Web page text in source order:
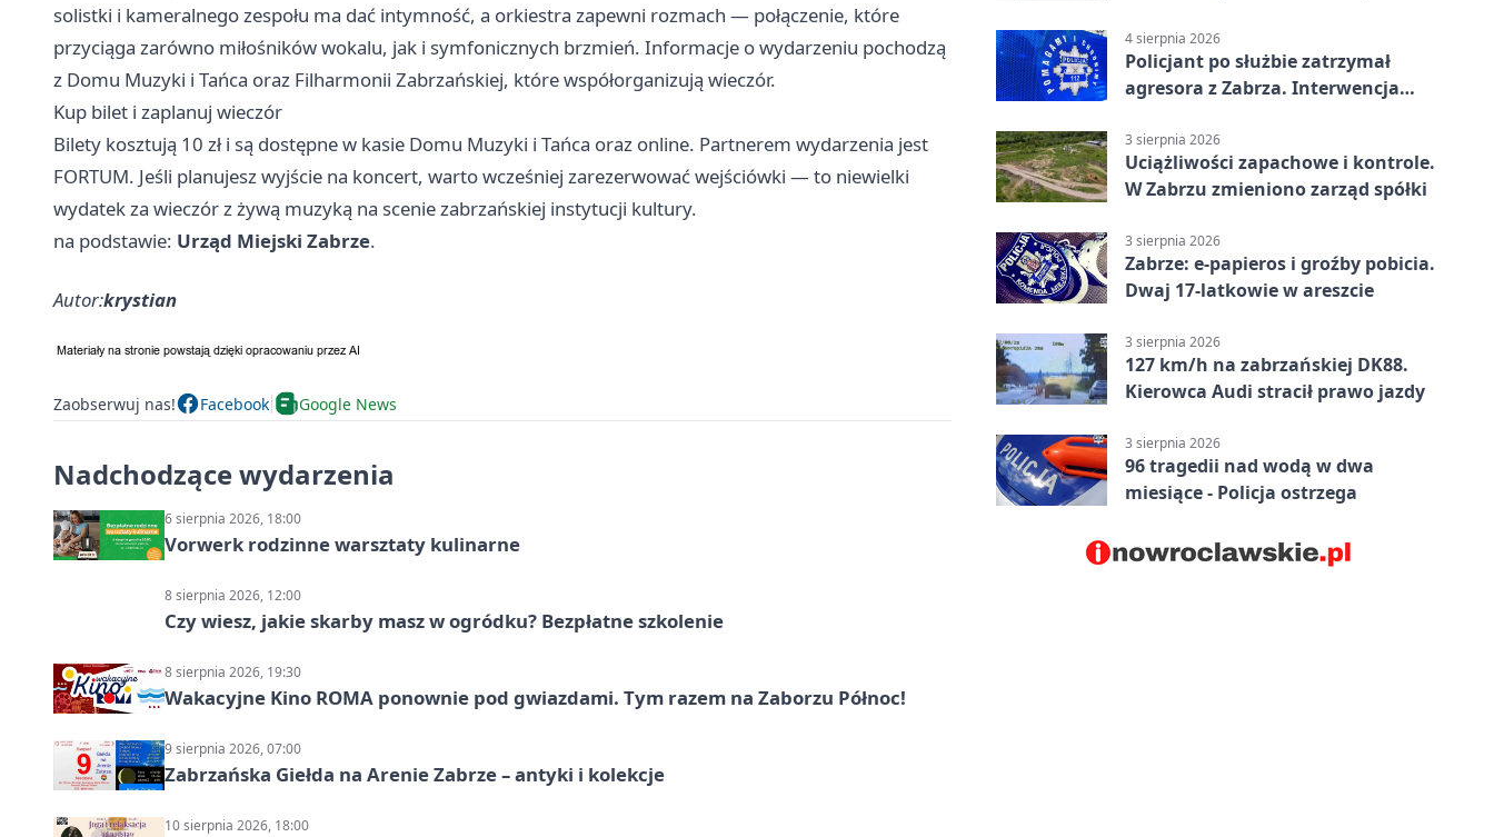
solistki i kameralnego zespołu ma dać intymność, a orkiestra zapewni rozmach — połączenie, które
przyciąga zarówno miłośników wokalu, jak i symfonicznych brzmień. Informacje o wydarzeniu pochodzą
z Domu Muzyki i Tańca oraz Filharmonii Zabrzańskiej, które współorganizują wieczór.
Kup bilet i zaplanuj wieczór
Bilety kosztują 10 zł i są dostępne w kasie Domu Muzyki i Tańca oraz online. Partnerem wydarzenia jest
FORTUM. Jeśli planujesz wyjście na koncert, warto wcześniej zarezerwować wejściówki — to niewielki
wydatek za wieczór z żywą muzyką na scenie zabrzańskiej instytucji kultury.
na podstawie: Urząd Miejski Zabrze.
Autor:krystian
Zaobserwuj nas! Facebook Google News
Nadchodzące wydarzenia
6 sierpnia 2026, 18:00
Vorwerk rodzinne warsztaty kulinarne
8 sierpnia 2026, 12:00
Czy wiesz, jakie skarby masz w ogródku? Bezpłatne szkolenie
8 sierpnia 2026, 19:30
Wakacyjne Kino ROMA ponownie pod gwiazdami. Tym razem na Zaborzu Północ!
9 sierpnia 2026, 07:00
Zabrzańska Giełda na Arenie Zabrze – antyki i kolekcje
10 sierpnia 2026, 18:00
4 sierpnia 2026
Policjant po służbie zatrzymał
agresora z Zabrza. Interwencja
3 sierpnia 2026
Uciążliwości zapachowe i kontrole.
W Zabrzu zmieniono zarząd spółki
3 sierpnia 2026
Zabrze: e-papieros i groźby pobicia.
Dwaj 17-latkowie w areszcie
3 sierpnia 2026
127 km/h na zabrzańskiej DK88.
Kierowca Audi stracił prawo jazdy
3 sierpnia 2026
96 tragedii nad wodą w dwa
miesiące - Policja ostrzega